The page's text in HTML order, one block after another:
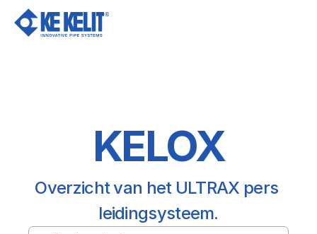
KELOX
Overzicht van het ULTRAX pers
leidingsysteem.